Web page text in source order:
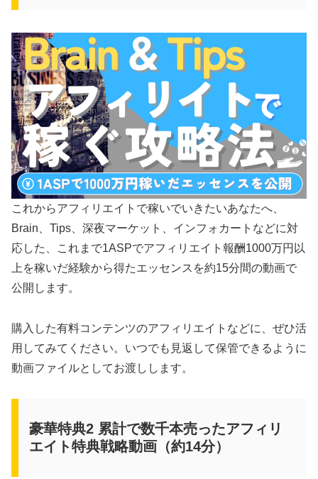
これからアフィリエイトで稼いでいきたいあなたへ、
Brain、Tips、深夜マーケット、インフォカートなどに対
応した、これまで1ASPでアフィリエイト報酬1000万円以
上を稼いだ経験から得たエッセンスを約15分間の動画で
公開します。
購入した有料コンテンツのアフィリエイトなどに、ぜひ活
用してみてください。いつでも見返して保管できるように
動画ファイルとしてお渡しします。
豪華特典2 累計で数千本売ったアフィリ
エイト特典戦略動画（約14分）